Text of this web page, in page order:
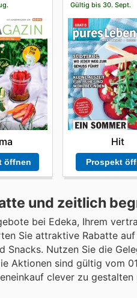
öffnen
Gültig bis 30. Sept.
Hit
Prospekt
und zeitlich
bei Edeka, Ihrem
Sie attraktive Rabatte
Snacks. Nutzen Sie die
Aktionen sind gültig vom
clever zu